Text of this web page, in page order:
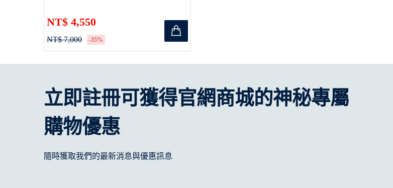
NT$ 4,550
NT$ 7,000 -35%
立即註冊可獲得官網商城的神秘專屬
購物優惠
隨時獲取我們的最新消息與優惠訊息